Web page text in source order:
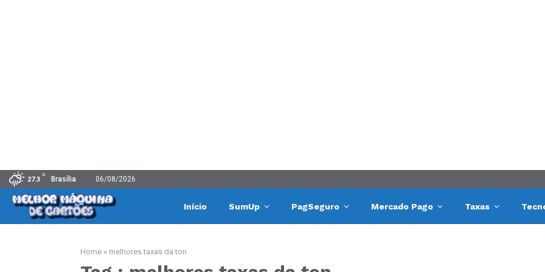
27.3
C
Brasília 06/08/2026
Início SumUp PagSeguro Mercado Pago Taxas
Home » melhores taxas da ton